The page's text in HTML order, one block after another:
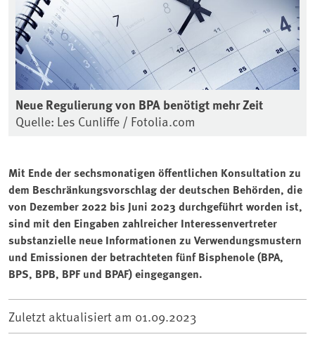
Neue Regulierung von BPA benötigt mehr Zeit
Quelle: Les Cunliffe / Fotolia.com
Mit Ende der sechsmonatigen öffentlichen Konsultation zu
dem Beschränkungsvorschlag der deutschen Behörden, die
von Dezember 2022 bis Juni 2023 durchgeführt worden ist,
sind mit den Eingaben zahlreicher Interessenvertreter
substanzielle neue Informationen zu Verwendungsmustern
und Emissionen der betrachteten fünf Bisphenole (BPA,
BPS, BPB, BPF und BPAF) eingegangen.
Zuletzt aktualisiert am 01.09.2023